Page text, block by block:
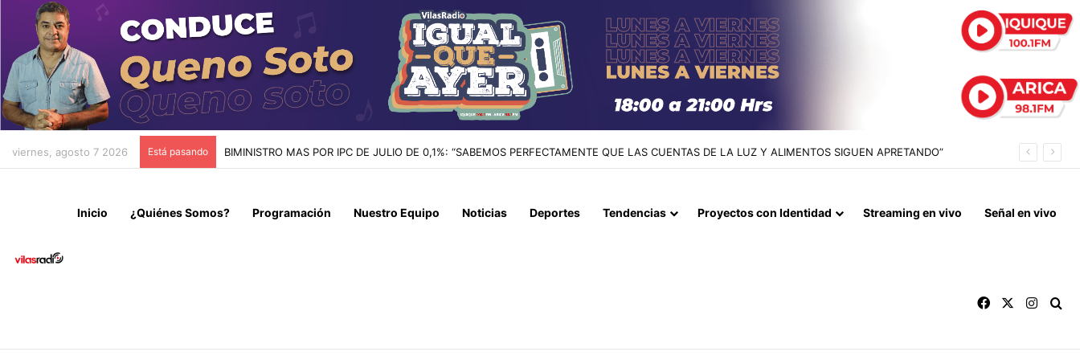
viernes, agosto 7 2026 Está pasando BIMINISTRO MAS POR IPC DE JULIO DE 0,1%: “SABEMOS PERFECTAMENTE QUE LAS CUENTAS DE LA LUZ Y ALIMENTOS SIGUEN APRETANDO”
Inicio ¿Quiénes Somos? Programación Nuestro Equipo Noticias Deportes Tendencias Proyectos con Identidad Streaming en vivo Señal en vivo
Facebook